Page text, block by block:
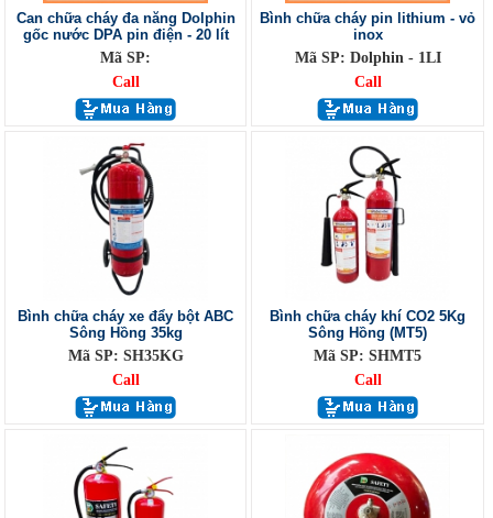
Can chữa cháy đa năng Dolphin
gốc nước DPA pin điện - 20 lít
Mã SP:
Call
Bình chữa cháy pin lithium - vỏ
inox
Mã SP: Dolphin - 1LI
Call
Bình chữa cháy xe đẩy bột ABC
Sông Hồng 35kg
Mã SP: SH35KG
Call
Bình chữa cháy khí CO2 5Kg
Sông Hồng (MT5)
Mã SP: SHMT5
Call